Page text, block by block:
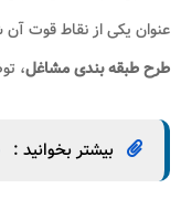
عنوان یکی از نقاط قوت
طرح طبقه بندی مشاغل،
بیشتر بخوانید :